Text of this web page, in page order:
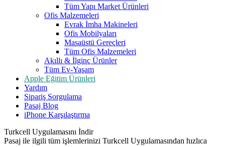
Tüm Yapı Market Ürünleri
Ofis Malzemeleri
Evrak İmha Makineleri
Ofis Mobilyaları
Masaüstü Gereçleri
Tüm Ofis Malzemeleri
Akıllı & İlginç Ürünler
Tüm Ev-Yaşam
Apple Eğitim Ürünleri
Yardım
Sipariş Sorgulama
Pasaj Blog
iPhone Karşılaştırma
Turkcell Uygulamasını İndir
Pasaj ile ilgili tüm işlemlerinizi Turkcell Uygulamasından hızlıca